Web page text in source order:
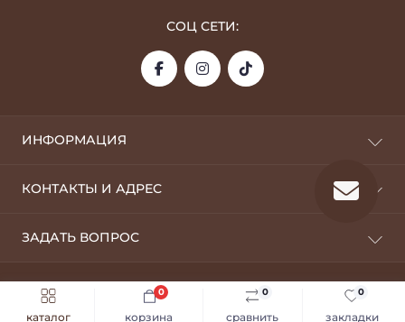
каталог сравнить
0
закладки
0
корзина
0
СОЦ СЕТИ:
ИНФОРМАЦИЯ
Оплата и доставка
Возврат
Условия пользования
Пользовательское соглашение
КОНТАКТЫ И АДРЕС
ЗАДАТЬ ВОПРОС
Viber
Silver Style © 2026